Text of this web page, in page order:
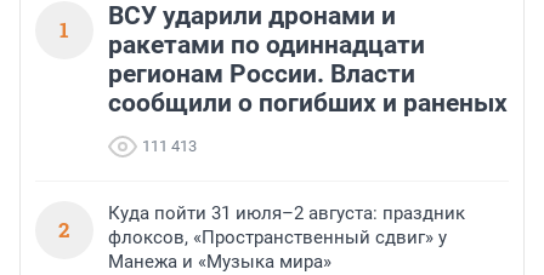
1
ВСУ ударили дронами и
ракетами по одиннадцати
регионам России. Власти
сообщили о погибших и раненых
111 413
2
Куда пойти 31 июля–2 августа: праздник
флоксов, «Пространственный сдвиг» у
Манежа и «Музыка мира»